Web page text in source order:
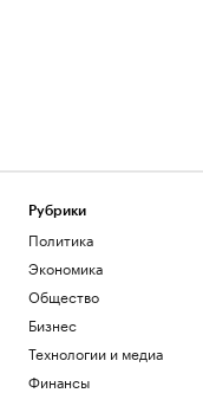
Рубрики
Политика
Экономика
Общество
Бизнес
Технологии и медиа
Финансы